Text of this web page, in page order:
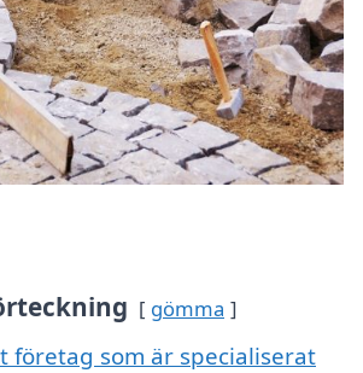
gömma
företag som är specialiserat